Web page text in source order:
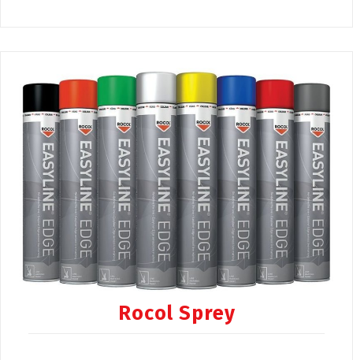
Rocol Sprey